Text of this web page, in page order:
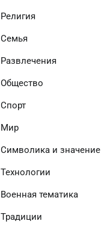
Религия
Семья
Развлечения
Общество
Спорт
Мир
Символика и значение
Технологии
Военная тематика
Традиции